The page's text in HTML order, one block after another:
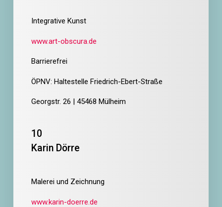
Integrative Kunst
www.art-obscura.de
Barrierefrei
ÖPNV: Haltestelle Friedrich-Ebert-Straße
Georgstr. 26 | 45468 Mülheim
10
Karin Dörre
Malerei und Zeichnung
www.karin-doerre.de